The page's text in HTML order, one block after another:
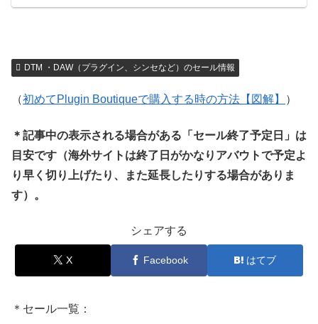
DTM ・DAW（プラグイン、シンセなど）のセール情報
（初めてPlugin Boutiqueで購入する時の方法【図解】 ）
＊記事中の表示される場合がある「セール終了予定日」は
目安です（海外サイトは終了日がかなりアバウトで予定よ
り早く切り上げたり、また延長したりする場合がありま
す）。
シェアする
X Facebook はてブ
＊セール一覧：